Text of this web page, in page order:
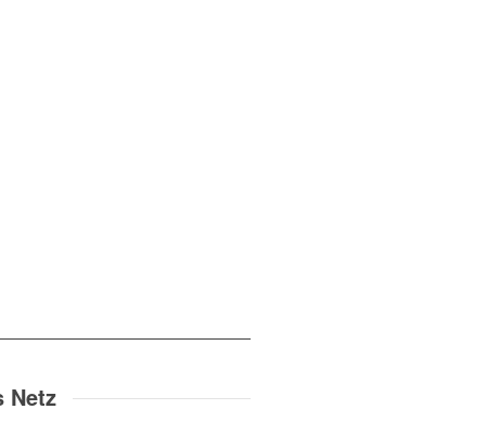
Netz